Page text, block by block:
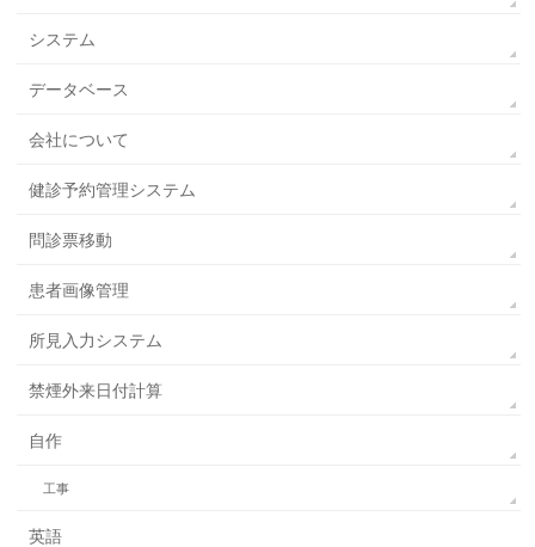
システム
データベース
会社について
健診予約管理システム
問診票移動
患者画像管理
所見入力システム
禁煙外来日付計算
自作
工事
英語